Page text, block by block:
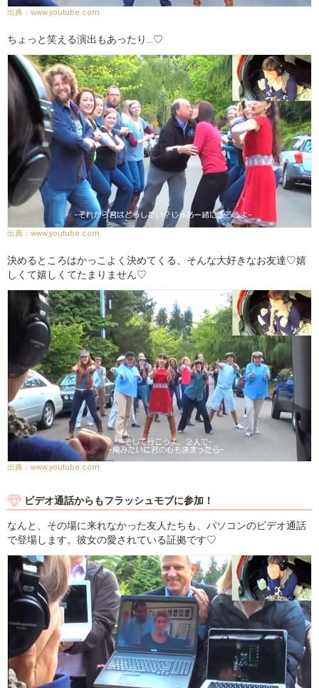
www.youtube.com
ちょっと笑える演出もあったり…♡
www.youtube.com
決めるところはかっこよく決めてくる、そんな大好きなお友達♡嬉
しくて嬉しくてたまりません♡
www.youtube.com
ビデオ通話からもフラッシュモブに参加！
なんと、その場に来れなかった友人たちも、パソコンのビデオ通話
で登場します。彼女の愛されている証拠です♡